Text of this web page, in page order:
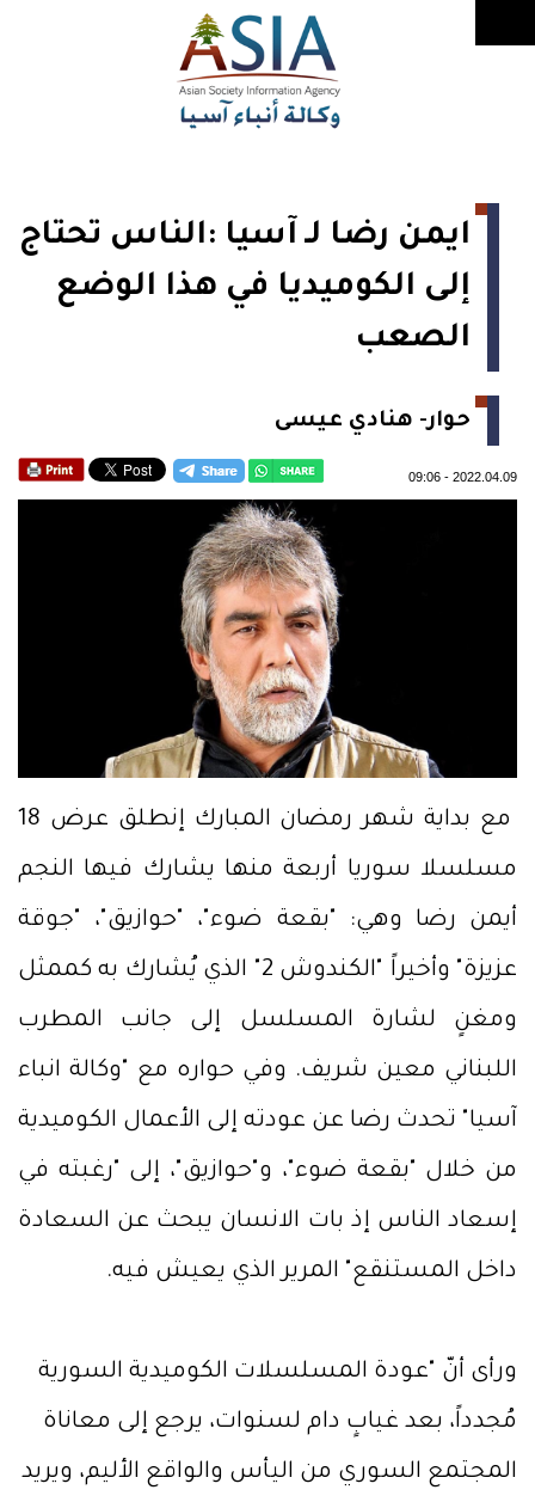
ايمن رضا لـ آسيا :الناس تحتاج
إلى الكوميديا في هذا الوضع
الصعب
حوار- هنادي عيسى
2022.04.09
-
09:06
مع بداية شهر رمضان المبارك إنطلق عرض 18
مسلسلا سوريا أربعة منها يشارك فيها النجم
أيمن رضا وهي: "بقعة ضوء"، "حوازيق"، "جوقة
عزيزة" وأخيراً "الكندوش 2" الذي يُشارك به كممثل
ومغنٍ لشارة المسلسل إلى جانب المطرب
اللبناني معين شريف. وفي حواره مع "وكالة انباء
آسيا" تحدث رضا عن عودته إلى الأعمال الكوميدية
من خلال "بقعة ضوء"، و"حوازيق"، إلى "رغبته في
إسعاد الناس إذ بات الانسان يبحث عن السعادة
داخل المستنقع" المرير الذي يعيش فيه.
ورأى أنّ "عودة المسلسلات الكوميدية السورية
مُجدداً، بعد غيابٍ دام لسنوات، يرجع إلى معاناة
المجتمع السوري من اليأس والواقع الأليم، ويريد